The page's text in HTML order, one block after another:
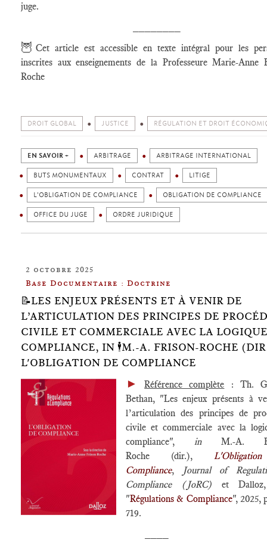
juge.
🦉 Cet article est accessible en texte intégral pour les
inscrites aux enseignements de la Professeure Marie-Anne
Roche
DROIT GLOBAL JUSTICE RÉGULATION ET DROIT
EN SAVOIR + ARBITRAGE ARBITRAGE INTERNATIONAL
BUTS MONUMENTAUX CONTRAT LITIGE
L'OBLIGATION DE COMPLIANCE OBLIGATION DE COMPLIANCE
OFFICE DU JUGE ORDRE JURIDIQUE
2 octobre 2025
Base Documentaire : Doctrine
📝LES ENJEUX PRÉSENTS ET À VENIR DE
L’ARTICULATION DES PRINCIPES DE
CIVILE ET COMMERCIALE AVEC LA
COMPLIANCE, IN 🕴️M.-A. FRISON-ROCHE
L'OBLIGATION DE COMPLIANCE
► Référence complète : Th.
Bethan, "Les enjeux présents à
l’articulation des principes de
civile et commerciale avec la
compliance", in M.-A.
Roche (dir.),
Compliance,
Journal of
Compliance (JoRC)et
"Régulations & Compliance", 2025,
719.